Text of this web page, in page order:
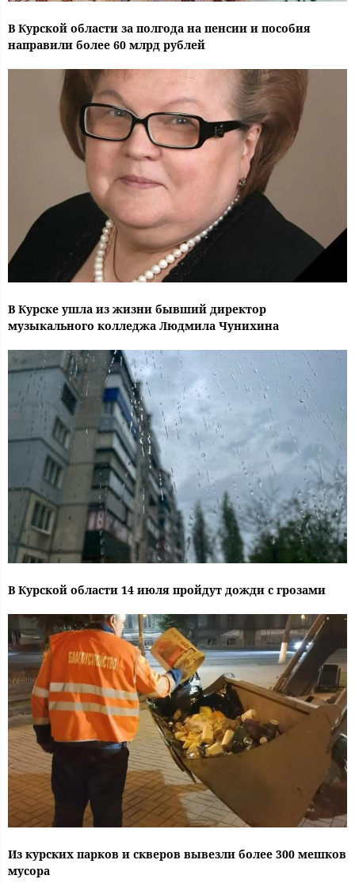
В Курской области за полгода на пенсии и пособия
направили более 60 млрд рублей
В Курске ушла из жизни бывший директор
музыкального колледжа Людмила Чунихина
В Курской области 14 июля пройдут дожди с грозами
Из курских парков и скверов вывезли более 300 мешков
мусора